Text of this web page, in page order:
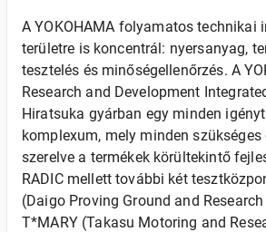
A YOKOHAMA folyamatos technikai
területre is koncentrál: nyersanyag,
tesztelés és minőségellenőrzés. A
Research and Development
Hiratsuka gyárban egy minden
komplexum, mely minden
szerelve a termékek körültekintő
RADIC mellett további két
(Daigo Proving Ground and
T*MARY (Takasu Motoring and